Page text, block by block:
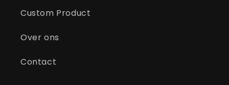
Custom Product
Over ons
Contact